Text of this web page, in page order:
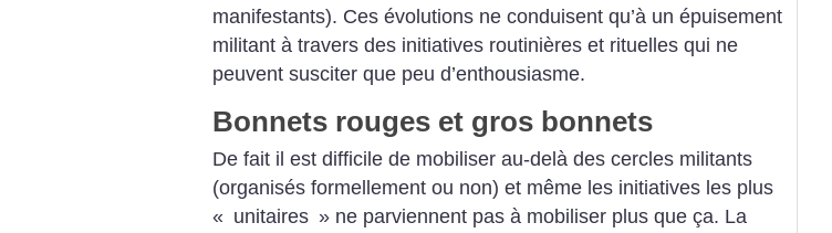
manifestants). Ces évolutions ne conduisent qu’à un épuisement
militant à travers des initiatives routinières et rituelles qui ne
peuvent susciter que peu d’enthousiasme.
Bonnets rouges et gros bonnets
De fait il est difficile de mobiliser au-delà des cercles militants
(organisés formellement ou non) et même les initiatives les plus
« unitaires » ne parviennent pas à mobiliser plus que ça. La